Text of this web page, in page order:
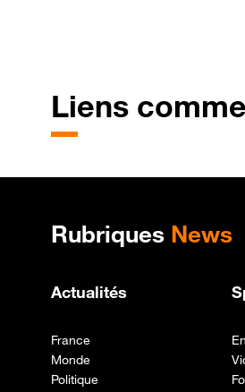
Liens
Plan de site
Rubriques News
Actualités
France
Monde
Politique